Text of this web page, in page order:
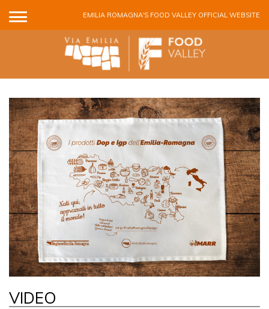
EMILIA ROMAGNA'S FOOD VALLEY OFFICIAL WEBSITE
VIDEO